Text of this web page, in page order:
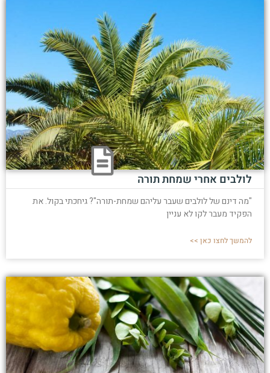
לולבים אחרי שמחת תורה
"מה דינם של לולבים שעבר עליהם שמחת-תורה"? גיחכתי בקול. את
הפקיד מעבר לקו לא עניין
להמשך לחצו כאן >>